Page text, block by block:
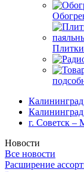
Плитки
Калининград
г. Советск –
Новости
Все новости
Расширение